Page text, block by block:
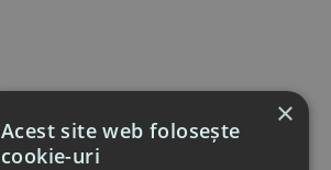
×
Acest site web folosește
cookie-uri